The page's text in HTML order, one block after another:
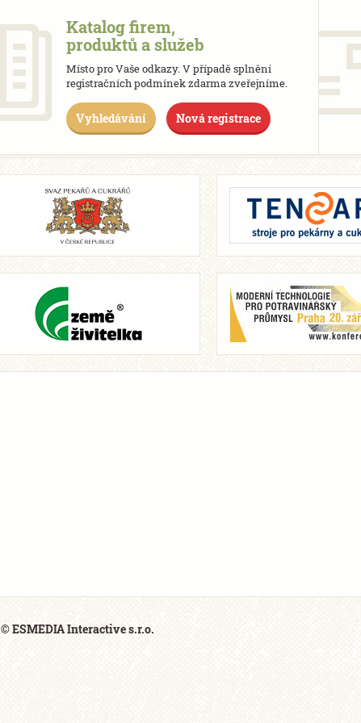
Katalog firem,
produktů a služeb
Místo pro Vaše odkazy. V případě splnění
registračních podmínek zdarma zveřejníme.
Vyhledávání Nová registrace
© ESMEDIA Interactive s.r.o.